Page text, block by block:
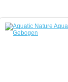
Aquarium